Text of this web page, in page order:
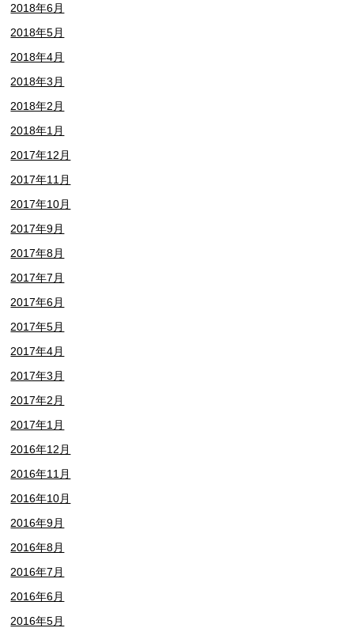
2018年6月
2018年5月
2018年4月
2018年3月
2018年2月
2018年1月
2017年12月
2017年11月
2017年10月
2017年9月
2017年8月
2017年7月
2017年6月
2017年5月
2017年4月
2017年3月
2017年2月
2017年1月
2016年12月
2016年11月
2016年10月
2016年9月
2016年8月
2016年7月
2016年6月
2016年5月